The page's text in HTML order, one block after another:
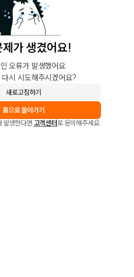
가 생겼어요!
오류가 발생했어요.
시 시도해주시겠어요?
새로고침하기
홈으로 돌아가기
발생한다면 고객센터로 문의해주세요.